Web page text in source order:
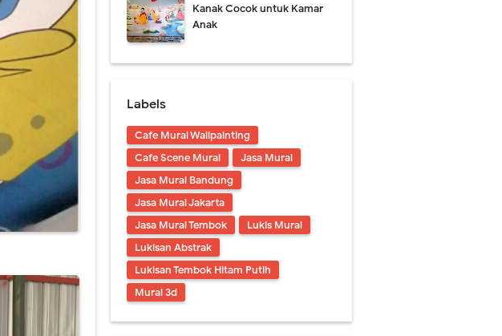
Kanak Cocok untuk Kamar
Anak
Labels
Cafe Mural Wallpainting
Cafe Scene Mural
Jasa Mural
Jasa Mural Bandung
Jasa Mural Jakarta
Jasa Mural Tembok
Lukis Mural
Lukisan Abstrak
Lukisan Tembok Hitam Putih
Mural 3d